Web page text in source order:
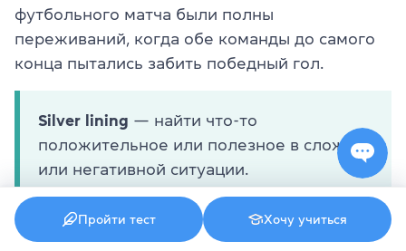
футбольного матча были полны
переживаний, когда обе команды до самого
конца пытались забить победный гол.
Silver lining — найти что-то
положительное или полезное в сложной
или негативной ситуации.
Losing my job was tough, but the silver lining
Пройти тест Хочу учиться